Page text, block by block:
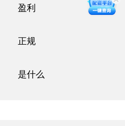
盈利
正规
是什么